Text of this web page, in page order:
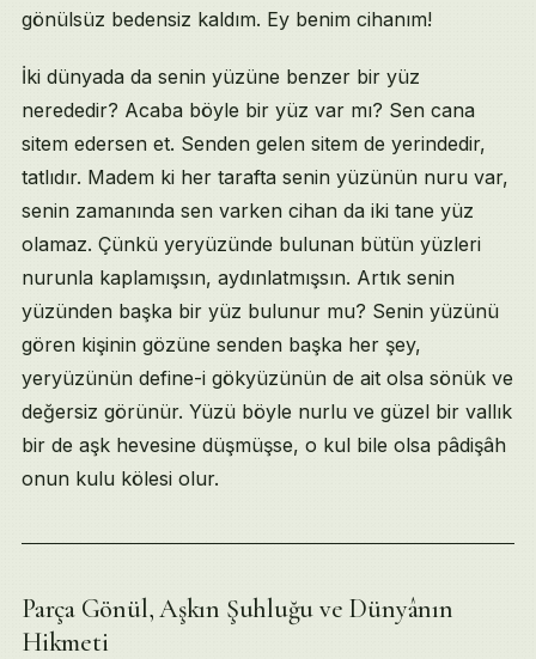
gönülsüz bedensiz kaldım. Ey benim cihanım!
İki dünyada da senin yüzüne benzer bir yüz
nerededir? Acaba böyle bir yüz var mı? Sen cana
sitem edersen et. Senden gelen sitem de yerindedir,
tatlıdır. Madem ki her tarafta senin yüzünün nuru var,
senin zamanında sen varken cihan da iki tane yüz
olamaz. Çünkü yeryüzünde bulunan bütün yüzleri
nurunla kaplamışsın, aydınlatmışsın. Artık senin
yüzünden başka bir yüz bulunur mu? Senin yüzünü
gören kişinin gözüne senden başka her şey,
yeryüzünün define-i gökyüzünün de ait olsa sönük ve
değersiz görünür. Yüzü böyle nurlu ve güzel bir vallık
bir de aşk hevesine düşmüşse, o kul bile olsa pâdişâh
onun kulu kölesi olur.
Parça Gönül, Aşkın Şuhluğu ve Dünyânın
Hikmeti